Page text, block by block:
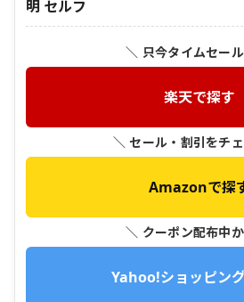
明 セルフ
＼ 只今タイムセー
楽天で探す
＼ セール・割引をチ
Amazonで探
＼ クーポン配布中
Yahoo!ショッピン